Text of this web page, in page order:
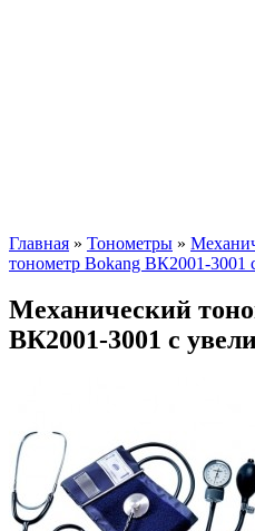
Главная » Тонометры »
тонометр Bokang ВК2001-3001
Механический
ВК2001-3001 с